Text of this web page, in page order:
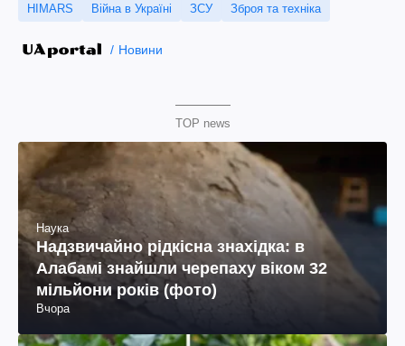
HIMARS Війна в Україні ЗСУ Зброя та техніка
Новини
TOP news
Наука
Надзвичайно рідкісна знахідка: в
Алабамі знайшли черепаху віком 32
мільйони років (фото)
Вчора